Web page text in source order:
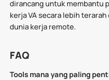
dirancang untuk membantu
kerja VA secara lebih
dunia kerja remote.
FAQ
Tools mana yang paling